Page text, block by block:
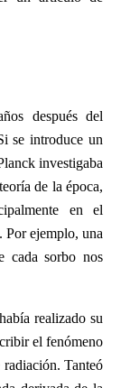
después del
se introduce un
investigaba
de la época,
en el
Por ejemplo, una
cada sorbo nos
realizado su
el fenómeno
Tanteó